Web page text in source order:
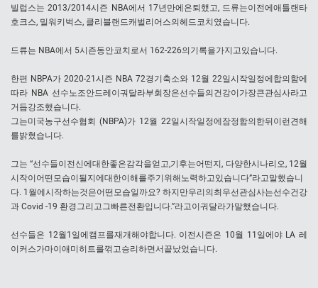
빌럽스는 2013/2014시즌 NBA에서 17년만에은퇴했고, 드류는이전에애틀랜타
호크스, 밀워키벅스, 클리블랜드캐벌리어스의헤드코치였습니다.
드류는 NBA에서 5시즌동안코치로서 162-226의기록을가지고있습니다.
한편 NBPA가 2020-21시즌 NBA 72경기축소와 12월 22일시작일정에합의함에
따라 NBA 선수노조안드레이궈달라부회장은선수들의건강이가장큰관심사라고
거듭강조했습니다.
그는미국농구선수협회 (NBPA)가 12월 22일시작일정에잠정합의한뒤이런견해
를밝혔습니다.
그는 “선수들이전신에대한좋은감각을얻고,기후는어떤지, 다양한시나리오, 12월
시작이어떤모습이될지에대한이해를주기위해노력하고있습니다”라고말했습니
다. 1월에시작하는것은어떤모습일까요? 하지만우리의최우선관심사는선수건강
과 Covid -19 환경그리고그빠른전환입니다.”라고이궈달라가말했습니다.
선수들은 12월1일에캠프를재개해야합니다. 이전시즌은 10월 11일에야 LA 레
이커스가마이애미히트를꺾고승리하면서끝났었습니다.